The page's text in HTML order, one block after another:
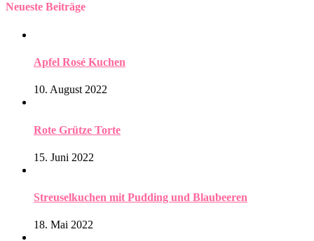
Neueste Beiträge
Apfel Rosé Kuchen
10. August 2022
Rote Grütze Torte
15. Juni 2022
Streuselkuchen mit Pudding und Blaubeeren
18. Mai 2022